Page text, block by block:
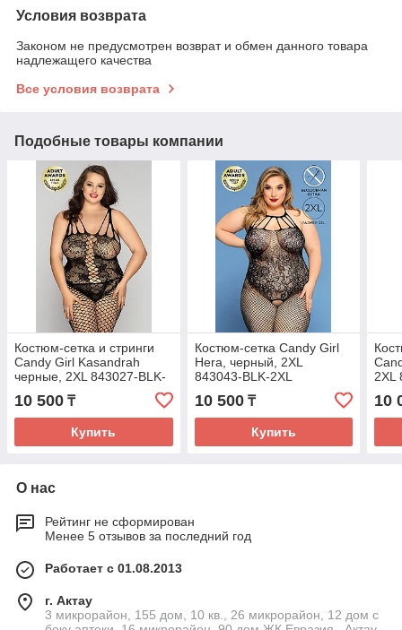
Условия возврата
Законом не предусмотрен возврат и обмен данного товара
надлежащего качества
Все условия возврата
Подобные товары компании
Костюм-сетка и стринги
Candy Girl Kasandrah
черные, 2XL 843027-BLK-
10 500 ₸
Купить
Костюм-сетка Candy Girl
Hera, черный, 2XL
843043-BLK-2XL
10 500₸
Купить
2XL
10
О нас
Рейтинг не сформирован
Менее 5 отзывов за последний год
Работает с 01.08.2013
г. Актау
3 микрорайон, 155 дом, 10 кв., 26 микрорайон, 12 дом с